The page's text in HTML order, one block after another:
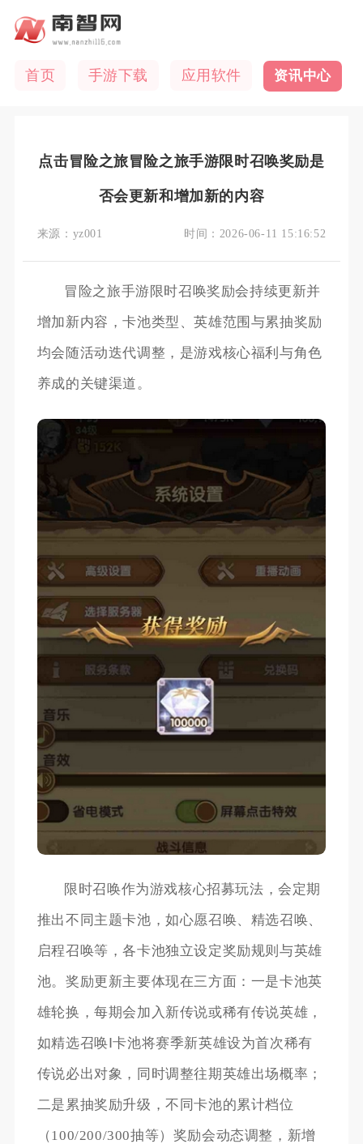
首页 手游下载 应用软件 资讯中心
点击冒险之旅冒险之旅手游限时召唤奖励是
否会更新和增加新的内容
来源： yz001 时间： 2026-06-11 15:16:52
冒险之旅手游限时召唤奖励会持续更新并
增加新内容，卡池类型、英雄范围与累抽奖励
均会随活动迭代调整，是游戏核心福利与角色
养成的关键渠道。
限时召唤作为游戏核心招募玩法，会定期
推出不同主题卡池，如心愿召唤、精选召唤、
启程召唤等，各卡池独立设定奖励规则与英雄
池。奖励更新主要体现在三方面：一是卡池英
雄轮换，每期会加入新传说或稀有传说英雄，
如精选召唤Ⅰ卡池将赛季新英雄设为首次稀有
传说必出对象，同时调整往期英雄出场概率；
二是累抽奖励升级，不同卡池的累计档位
（100/200/300抽等）奖励会动态调整，新增